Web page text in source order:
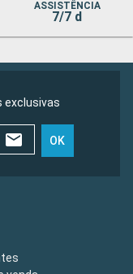
ASSISTÊNCIA
7/7 d
exclusivas
OK